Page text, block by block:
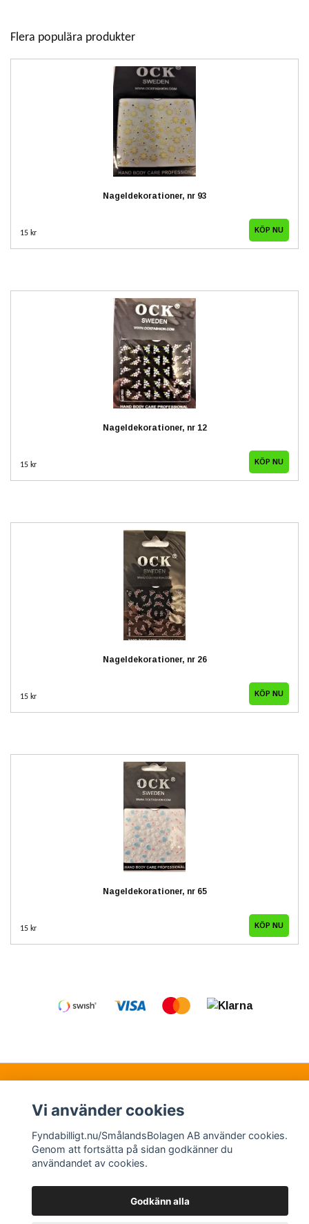
Flera populära produkter
Nageldekorationer, nr 93
15 kr
Nageldekorationer, nr 12
15 kr
Nageldekorationer, nr 26
15 kr
Nageldekorationer, nr 65
15 kr
© Copyright 2026 Fyndabilligt.nu/SmålandsBolagen
AB
Vi använder cookies
Fyndabilligt.nu/SmålandsBolagen AB använder cookies.
Genom att fortsätta på sidan godkänner du
användandet av cookies.
Godkänn alla